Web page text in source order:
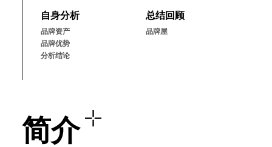
⾃⾝分析
品牌资产
品牌优势
分析结论
总结回顾
品牌屋
简介